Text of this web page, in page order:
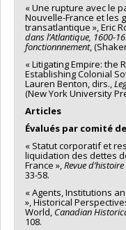
« Une rupture avec le
Nouvelle-France et les
transatlantique », Eric
dans l’Atlantique, 1600-
fonctionnnement,
« Litigating Empire: the
Establishing Colonial
Lauren Benton, dirs.,
(New York University
Articles
Évalués par comité
« Statut corporatif et
liquidation des dettes
France »,Revue
33-58.
« Agents, Institutions
», Historical
World, Canadian
108.